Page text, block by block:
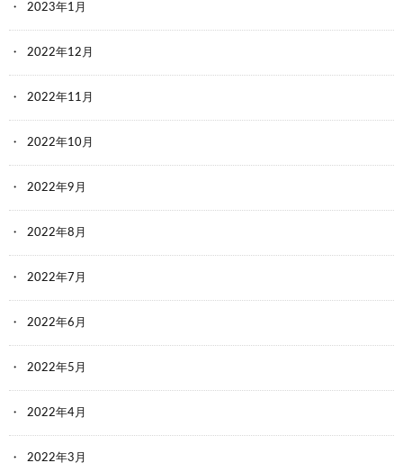
2023年1月
2022年12月
2022年11月
2022年10月
2022年9月
2022年8月
2022年7月
2022年6月
2022年5月
2022年4月
2022年3月